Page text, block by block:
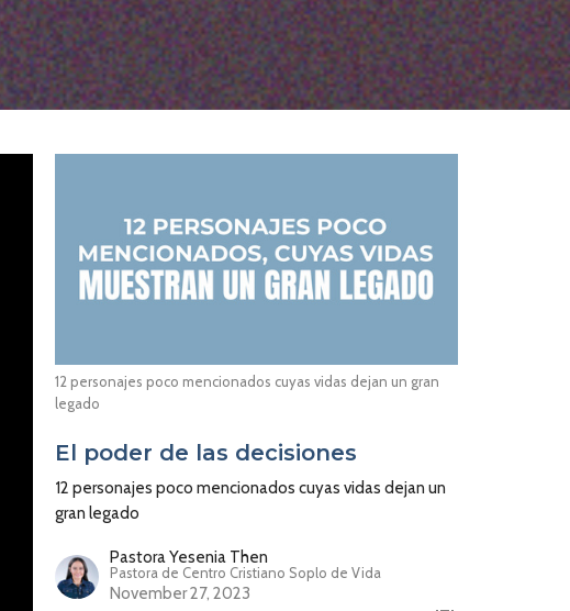
12 personajes poco mencionados cuyas vidas dejan un gran
legado
El poder de las decisiones
12 personajes poco mencionados cuyas vidas dejan un
gran legado
Pastora Yesenia Then
Pastora de Centro Cristiano Soplo de Vida
November 27, 2023